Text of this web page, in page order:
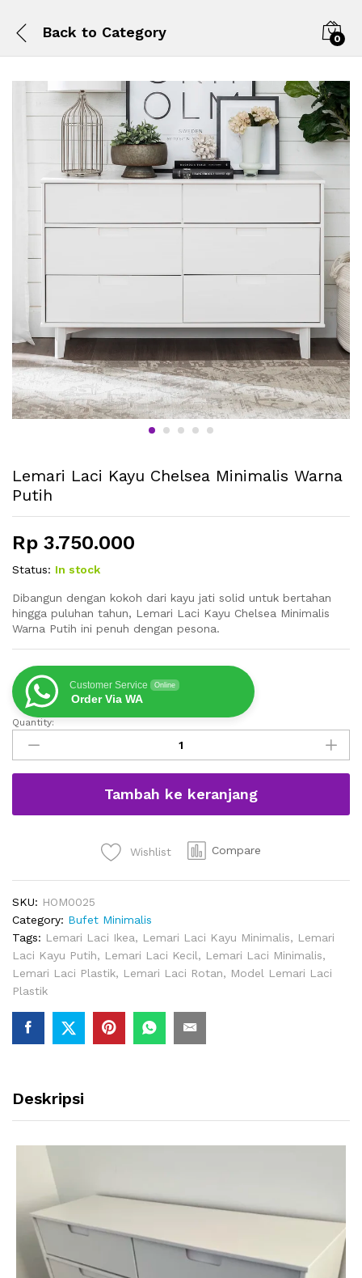
Back to Category 0
Lemari Laci Kayu Chelsea Minimalis Warna
Putih
Rp 3.750.000
Status: In stock
Dibangun dengan kokoh dari kayu jati solid untuk bertahan
hingga puluhan tahun, Lemari Laci Kayu Chelsea Minimalis
Warna Putih ini penuh dengan pesona.
Customer Service Online
Order Via WA
Lemari
Laci
Kayu
Chelsea
Warna
Quantity:
Tambah ke keranjang
Wishlist Compare
SKU: HOM0025
Category: Bufet Minimalis
Tags: Lemari Laci Ikea, Lemari Laci Kayu Minimalis, Lemari
Laci Kayu Putih, Lemari Laci Kecil, Lemari Laci Minimalis,
Lemari Laci Plastik, Lemari Laci Rotan, Model Lemari Laci
Plastik
Deskripsi